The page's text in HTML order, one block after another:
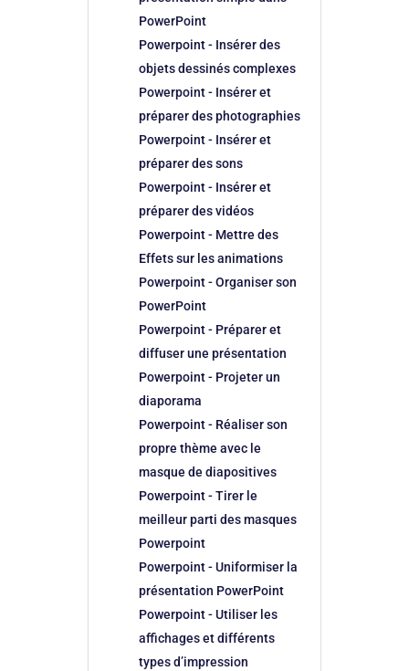
PowerPoint
Powerpoint - Insérer des
objets dessinés complexes
Powerpoint - Insérer et
préparer des photographies
Powerpoint - Insérer et
préparer des sons
Powerpoint - Insérer et
préparer des vidéos
Powerpoint - Mettre des
Effets sur les animations
Powerpoint - Organiser son
PowerPoint
Powerpoint - Préparer et
diffuser une présentation
Powerpoint - Projeter un
diaporama
Powerpoint - Réaliser son
propre thème avec le
masque de diapositives
Powerpoint - Tirer le
meilleur parti des masques
Powerpoint
Powerpoint - Uniformiser la
présentation PowerPoint
Powerpoint - Utiliser les
affichages et différents
types d’impression